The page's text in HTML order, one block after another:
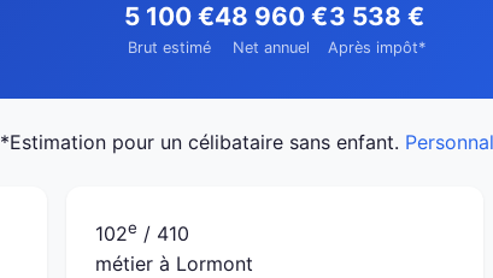
5 100 €
Brut estimé
48 960 €
Net annuel
3 538 €
Après impôt*
*Estimation pour un célibataire sans enfant.
102e / 410
métier à Lormont